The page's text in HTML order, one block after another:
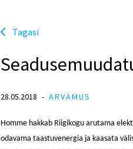
Tagasi
28.05.2018 ARVAMUS
Homme hakkab Riigikogu arutama
odavama taastuvenergia ja kaasata